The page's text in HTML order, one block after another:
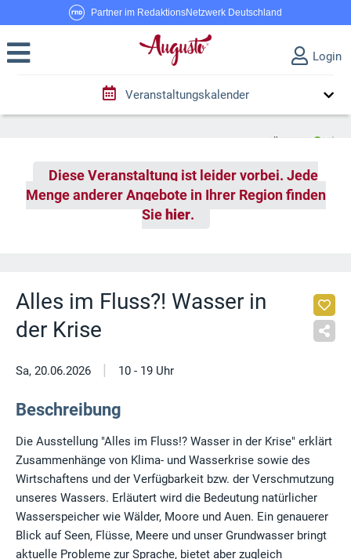
Partner im RedaktionsNetzwerk Deutschland
Login
Veranstaltungskalender
Diese Veranstaltung ist leider vorbei. Jede
Menge anderer Angebote in Ihrer Region finden
Sie hier.
Alles im Fluss?! Wasser in
der Krise
Sa, 20.06.2026 | 10 - 19 Uhr
Beschreibung
Die Ausstellung "Alles im Fluss!? Wasser in der Krise" erklärt
Zusammenhänge von Klima- und Wasserkrise sowie des
Wirtschaftens und der Verfügbarkeit bzw. der Verschmutzung
unseres Wassers. Erläutert wird die Bedeutung natürlicher
Wasserspeicher wie Wälder, Moore und Auen. Ein genauerer
Blick auf Seen, Flüsse, Meere und unser Grundwasser bringt
aktuelle Probleme zur Sprache, bietet aber zugleich